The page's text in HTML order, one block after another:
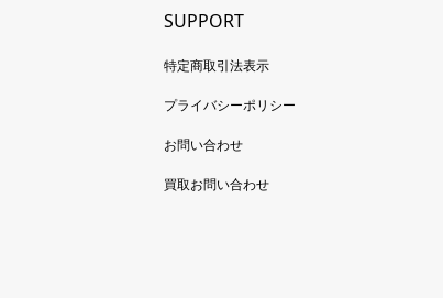
SUPPORT
特定商取引法表示
プライバシーポリシー
お問い合わせ
買取お問い合わせ